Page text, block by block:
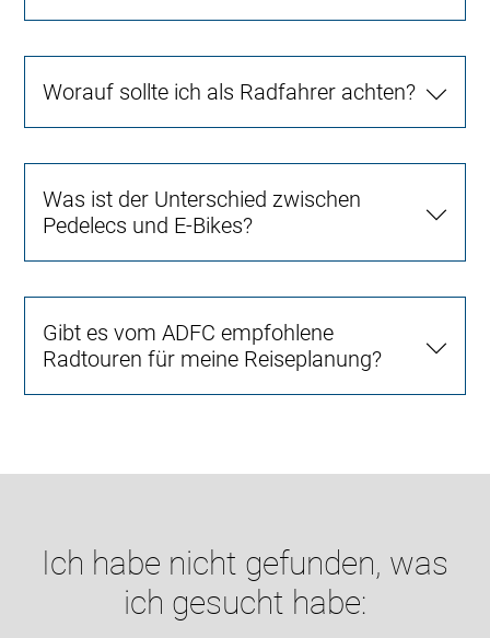
Worauf sollte ich als Radfahrer achten?
Was ist der Unterschied zwischen
Pedelecs und E-Bikes?
Gibt es vom ADFC empfohlene
Radtouren für meine Reiseplanung?
Ich habe nicht gefunden, was
ich gesucht habe: